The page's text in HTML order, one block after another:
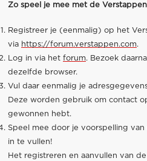
Zo speel je mee met de
Registreer je (eenmalig) op het
via https://forum.verstappen.com.
Log in via het forum. Bezoek
dezelfde browser.
Vul daar eenmalig je
Deze worden gebruik om contact
gewonnen hebt.
Speel mee door je voorspelling
in te vullen!
Het registreren en aanvullen van